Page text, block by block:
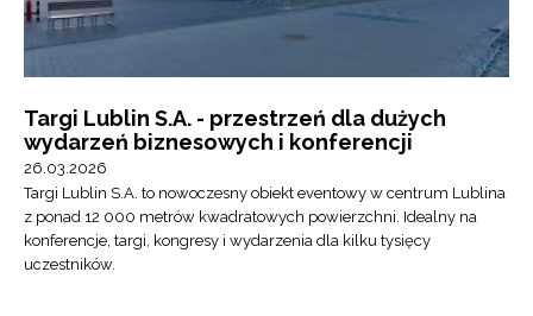
Targi Lublin S.A. - przestrzeń dla dużych
wydarzeń biznesowych i konferencji
26.03.2026
Targi Lublin S.A. to nowoczesny obiekt eventowy w centrum Lublina
z ponad 12 000 metrów kwadratowych powierzchni. Idealny na
konferencje, targi, kongresy i wydarzenia dla kilku tysięcy
uczestników.